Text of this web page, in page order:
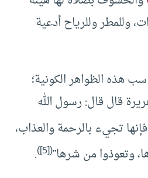
وللمطر وللرياح أدعية
هذه الظواهر الكونية؛
قال قال: رسول الله
تجيء بالرحمة والعذاب،
وتعوذوا من شرها”(
[5]
)
.